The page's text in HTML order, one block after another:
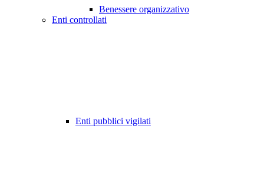
Benessere organizzativo
Enti controllati
Enti pubblici vigilati